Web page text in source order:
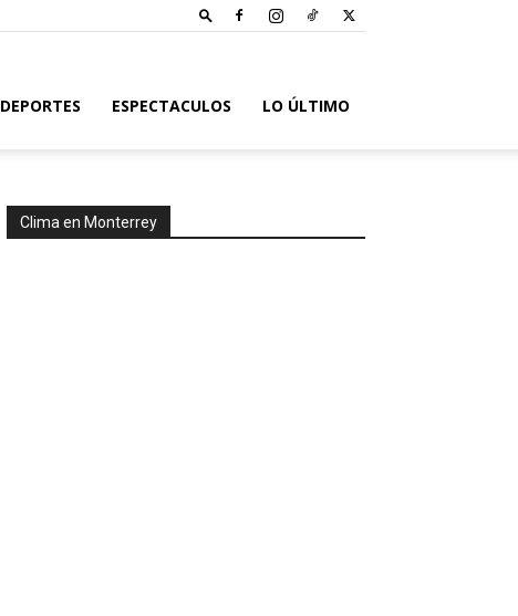
DEPORTES ESPECTACULOS LO ÚLTIMO
Clima en Monterrey